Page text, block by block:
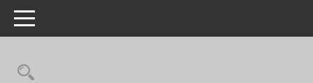
Toggle navigation